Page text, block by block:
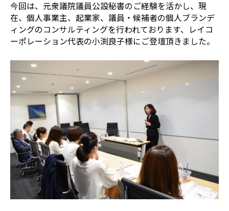
今回は、元衆議院議員公設秘書のご経験を活かし、現
在、個人事業主、起業家、議員・候補者の個人ブランデ
ィングのコンサルティングを行われております、レイコ
ーポレーション代表の小渕良子様にご登壇頂きました。